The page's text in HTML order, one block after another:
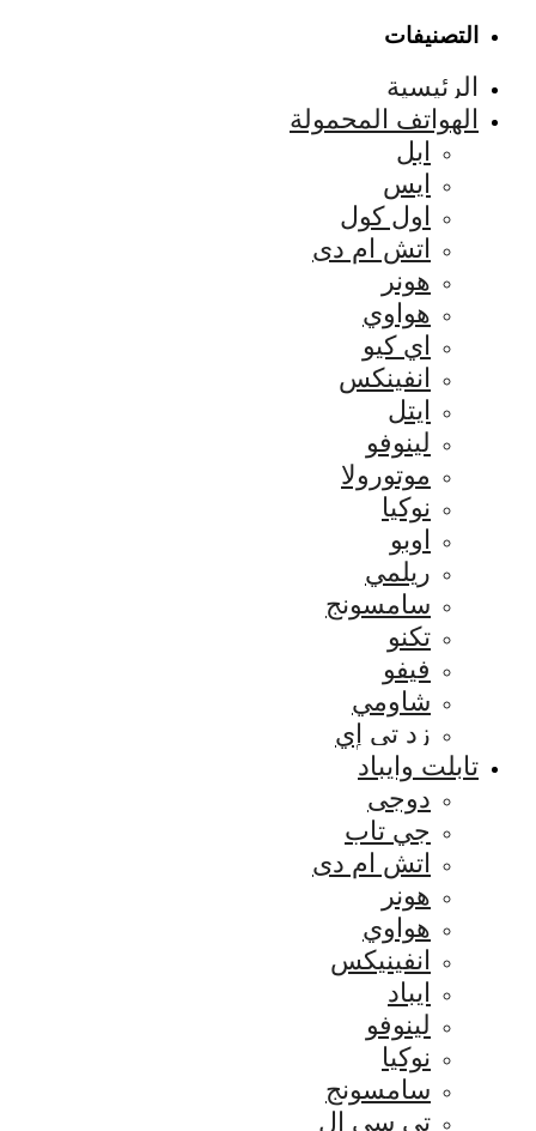
التصنيفات
الرئيسية
الهواتف المحمولة
ابل
ايس
اول كول
اتش ام دى
هونر
هواوي
اي كيو
انفينكس
ايتل
لينوفو
موتورولا
نوكيا
اوبو
ريلمي
سامسونج
تكنو
فيفو
شاومي
زد تي إي
تابلت وايباد
دوجى
جي تاب
اتش ام دى
هونر
هواوي
انفينيكس
ايباد
لينوفو
نوكيا
سامسونج
تي سي إل